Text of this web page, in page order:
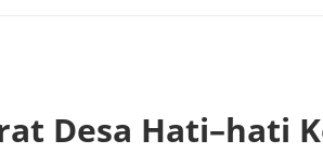
Desa Hati–hati